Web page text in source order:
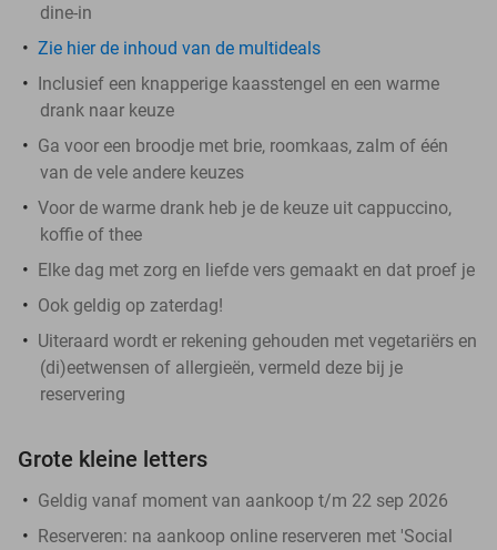
dine-in
Zie hier de inhoud van de multideals
Inclusief een knapperige kaasstengel en een warme
drank naar keuze
Ga voor een broodje met brie, roomkaas, zalm of één
van de vele andere keuzes
Voor de warme drank heb je de keuze uit cappuccino,
koffie of thee
Elke dag met zorg en liefde vers gemaakt en dat proef je
Ook geldig op zaterdag!
Uiteraard wordt er rekening gehouden met vegetariërs en
(di)eetwensen of allergieën, vermeld deze bij je
reservering
Grote kleine letters
Geldig vanaf moment van aankoop t/m 22 sep 2026
Reserveren: na aankoop online reserveren met 'Social